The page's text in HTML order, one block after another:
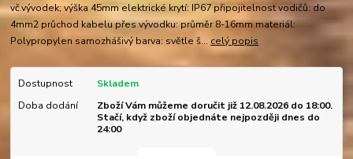
vč.vývodek; výška 45mm elektrické krytí: IP67 připojitelnost vodičů: do
4mm2 průchod kabelu přes vývodku: průměr 8-16mm materiál:
Polypropylen samozhášivý barva: světle š... celý popis
Dostupnost
Skladem
Doba dodání
Zboží Vám můžeme doručit již 12.08.2026 do 18:00.
Stačí, když zboží objednáte nejpozději dnes do
24:00